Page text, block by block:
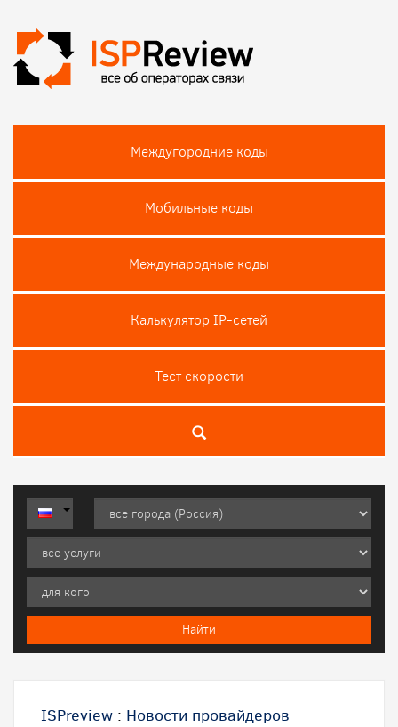
Междугородние коды
Мобильные коды
Международные коды
Калькулятор IP-сетей
Тест скороcти
ISPreview : Новости провайдеров